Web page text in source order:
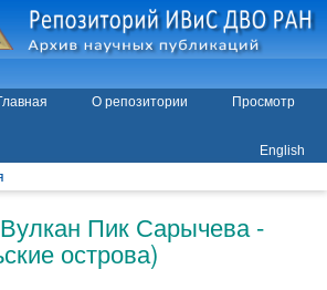
О репозитории
Просмотр
English
Пик Сарычева -
острова)